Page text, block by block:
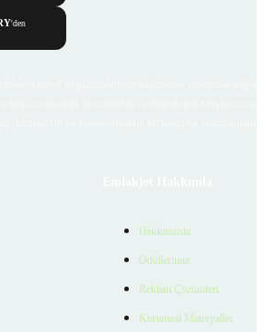
'den
Hakkımızda
Ödüllerimiz
Reklam Çözümleri
Kurumsal Materyaller